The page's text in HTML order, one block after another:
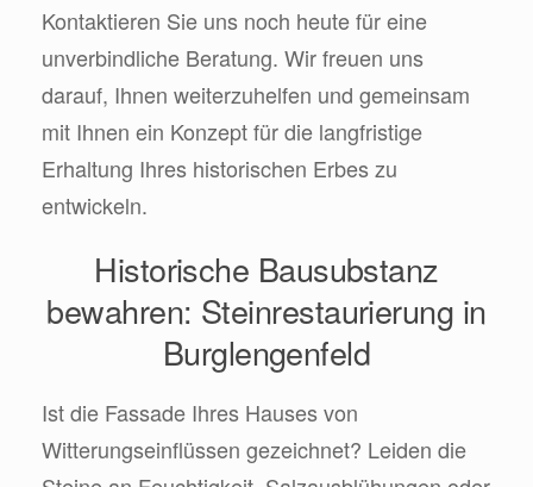
Kontaktieren Sie uns noch heute für eine
unverbindliche Beratung. Wir freuen uns
darauf, Ihnen weiterzuhelfen und gemeinsam
mit Ihnen ein Konzept für die langfristige
Erhaltung Ihres historischen Erbes zu
entwickeln.
Historische Bausubstanz
bewahren: Steinrestaurierung in
Burglengenfeld
Ist die Fassade Ihres Hauses von
Witterungseinflüssen gezeichnet? Leiden die